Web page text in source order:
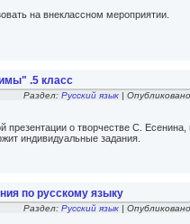
на внеклассном мероприятии.
.5 класс
Раздел: Русский язык |
презентации о творчестве С. Есенина,
индивидуальные задания.
по русскому языку
Раздел: Русский язык |